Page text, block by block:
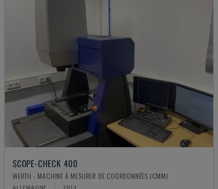
SCOPE-CHECK 400
WERTH - MACHINE À MESURER DE COORDONNÉES (CMM)
ALLEMAGNE 2013